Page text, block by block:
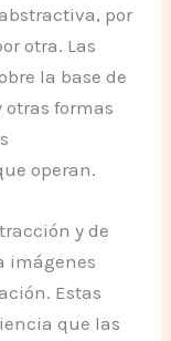
por
otra. Las
la base de
formas
operan.
y de
imágenes
Estas
que las